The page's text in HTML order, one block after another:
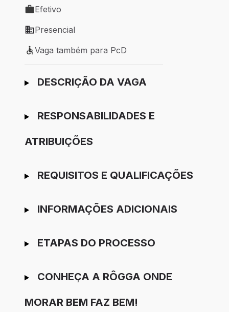
Tipo de vaga: Efetivo
Efetivo
Modelo de trabalho: Presencial
Presencial
Vaga também para PcD
Vaga também para PcD
Ir para candidatura
DESCRIÇÃO DA VAGA
RESPONSABILIDADES E
ATRIBUIÇÕES
REQUISITOS E QUALIFICAÇÕES
INFORMAÇÕES ADICIONAIS
ETAPAS DO PROCESSO
CONHEÇA A RÔGGA ONDE
MORAR BEM FAZ BEM!